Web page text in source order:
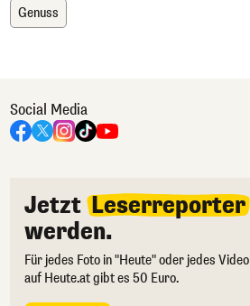
Genuss
Social Media
Jetzt Leserreporter
werden.
Für jedes Foto in "Heute" oder jedes Video
auf Heute.at gibt es 50 Euro.